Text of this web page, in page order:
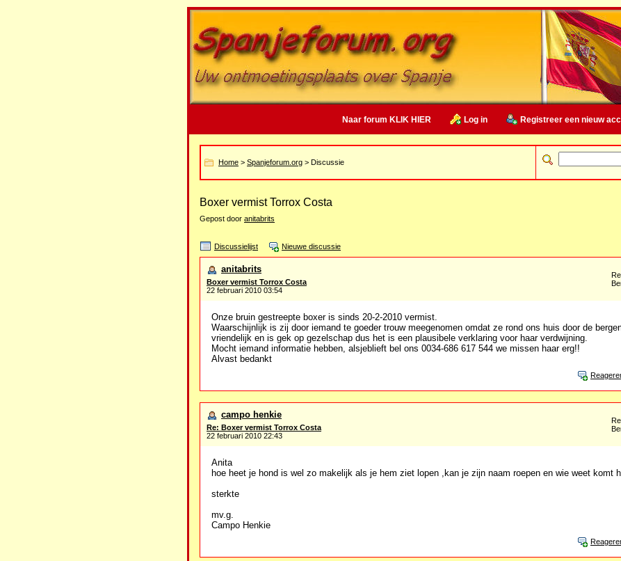
Naar forum KLIK HIER Log in Registreer een nieuw
Home > Spanjeforum.org > Discussie
Boxer vermist Torrox Costa
Gepost door anitabrits
Discussielijst Nieuwe discussie
anitabrits
Boxer vermist Torrox Costa
22 februari 2010 03:54
Onze bruin gestreepte boxer is sinds 20-2-2010 vermist.
Waarschijnlijk is zij door iemand te goeder trouw meegenomen omdat ze rond ons huis door de
vriendelijk en is gek op gezelschap dus het is een plausibele verklaring voor haar verdwijning.
Mocht iemand informatie hebben, alsjeblieft bel ons 0034-686 617 544 we missen haar erg!!
Alvast bedankt
campo henkie
Re: Boxer vermist Torrox Costa
22 februari 2010 22:43
Anita
hoe heet je hond is wel zo makelijk als je hem ziet lopen ,kan je zijn naam roepen en wie weet komt
sterkte
mv.g.
Campo Henkie